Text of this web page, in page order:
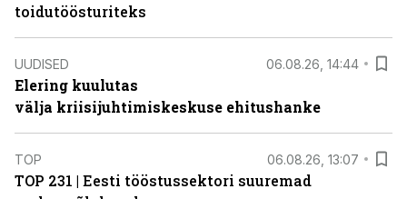
toidutöösturiteks
UUDISED 06.08.26, 14:44
Elering kuulutas
välja kriisijuhtimiskeskuse ehitushanke
TOP 06.08.26, 13:07
TOP 231 | Eesti tööstussektori suuremad